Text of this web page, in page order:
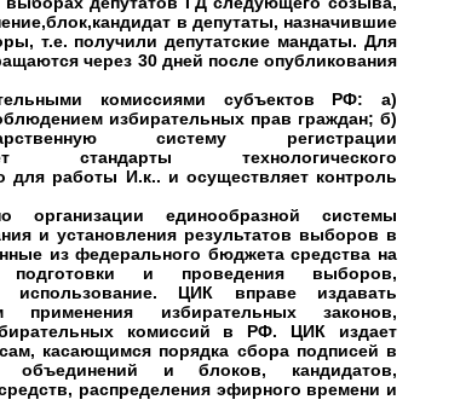
в депутаты, назначившие
т.е. получили депутатские мандаты. Для
через 30 дней после опубликования
комиссиями субъектов РФ: а)
избирательных прав граждан; б)
систему регистрации
стандарты технологического
для работы И.к.. и осуществляет контроль
единообразной системы
и установления результатов выборов в
из федерального бюджета средства на
подготовки и проведения выборов,
использование. ЦИК вправе издавать
избирательных законов,
комиссий в РФ. ЦИК издает
касающимся порядка сбора подписей в
объединений и блоков, кандидатов,
распределения эфирного времени и